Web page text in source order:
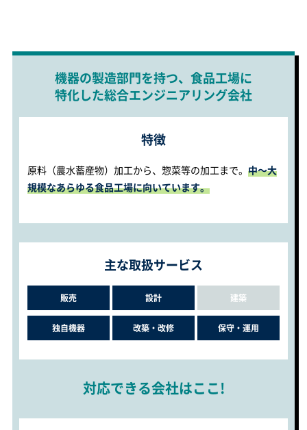
機器の製造部門を持つ、食品工場に
特化した総合エンジニアリング会社
特徴
原料（農水蓄産物）加工から、惣菜等の加工まで。 中～大
規模なあらゆる食品工場に向いています。
主な取扱サービス
販売 設計 建築
独自機器 改築・改修 保守・運用
対応できる会社はここ!